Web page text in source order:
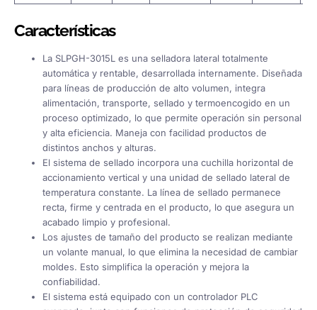
Características
La SLPGH-3015L es una selladora lateral totalmente
automática y rentable, desarrollada internamente. Diseñada
para líneas de producción de alto volumen, integra
alimentación, transporte, sellado y termoencogido en un
proceso optimizado, lo que permite operación sin personal
y alta eficiencia. Maneja con facilidad productos de
distintos anchos y alturas.
El sistema de sellado incorpora una cuchilla horizontal de
accionamiento vertical y una unidad de sellado lateral de
temperatura constante. La línea de sellado permanece
recta, firme y centrada en el producto, lo que asegura un
acabado limpio y profesional.
Los ajustes de tamaño del producto se realizan mediante
un volante manual, lo que elimina la necesidad de cambiar
moldes. Esto simplifica la operación y mejora la
confiabilidad.
El sistema está equipado con un controlador PLC